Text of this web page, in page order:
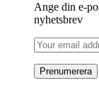
Ange din e-
nyhetsbrev